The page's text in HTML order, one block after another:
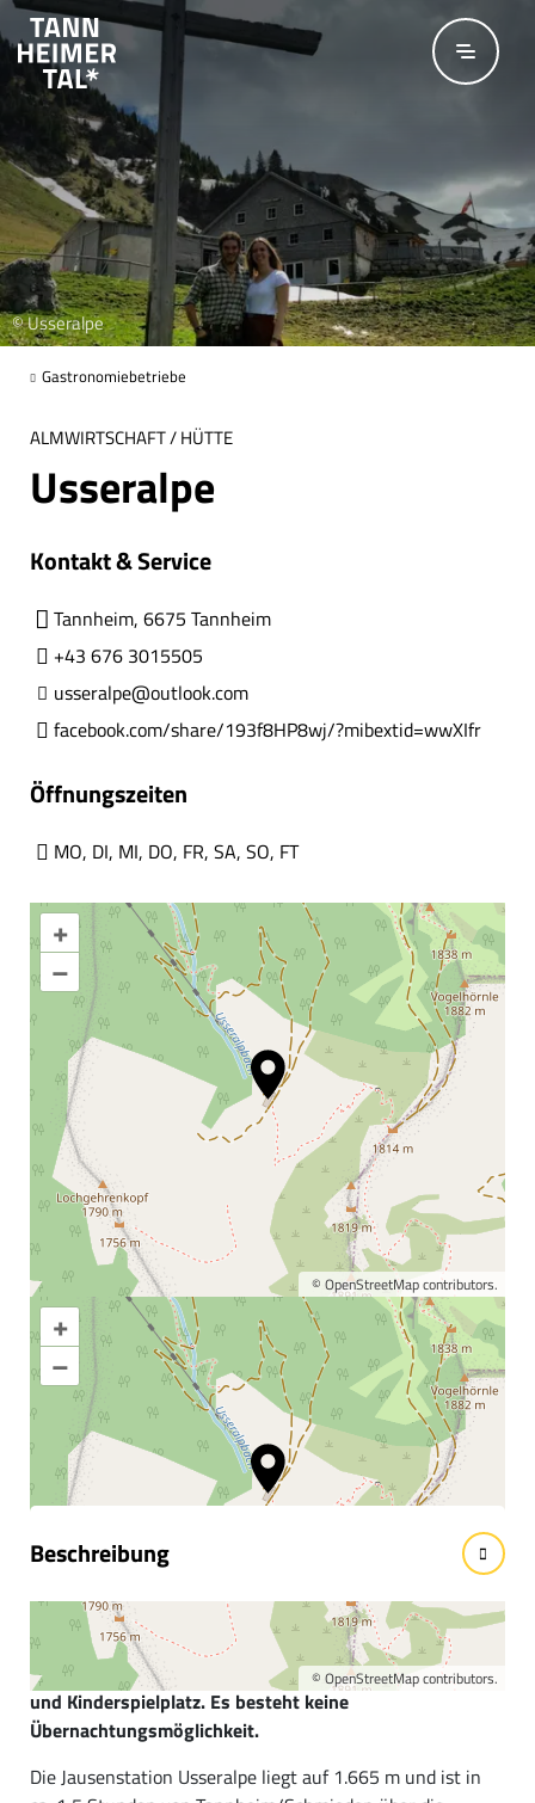
Zum Hauptinhalt springen
© Usseralpe
Gastronomiebetriebe
ALMWIRTSCHAFT / HÜTTE
Usseralpe
Kontakt & Service
Tannheim, 6675 Tannheim
+43 676 3015505
usseralpe@outlook.com
facebook.com/share/193f8HP8wj/?mibextid=wwXIfr
Öffnungszeiten
MO, DI, MI, DO, FR, SA, SO, FT
+
–
© OpenStreetMapcontributors.
+
–
© OpenStreetMapcontributors.
Karte vergrößern
Informationen &
Wissenswertes
Beschreibung
Genießen Sie in einer urig, gemütlichen Hütte zünftige
Brotzeiten mit selbst hergestelltem Käse, Butter, Joghurt
und Speck sowie hausgemachte Kuchen. Sonnenterrasse
und Kinderspielplatz. Es besteht keine
Übernachtungsmöglichkeit.
Die Jausenstation Usseralpe liegt auf 1.665 m und ist in